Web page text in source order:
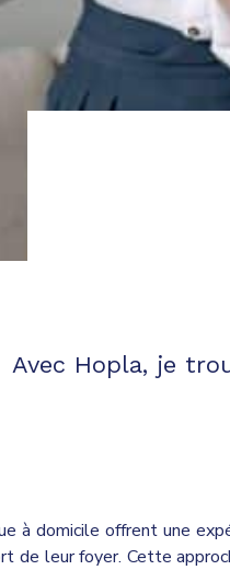
Avec Hopla, je
à domicile offrent une
de leur foyer. Cette